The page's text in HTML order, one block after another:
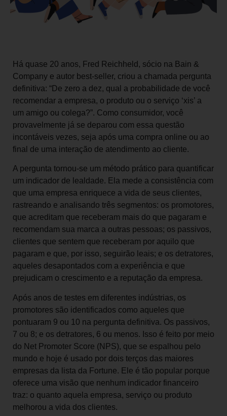
Há quase 20 anos, Fred Reichheld, sócio na Bain &
Company e autor best-seller, criou a chamada pergunta
definitiva: “De zero a dez, qual a probabilidade de você
recomendar a empresa, o produto ou o serviço ‘xis’ a
um amigo ou colega?”. Como consumidor, você
provavelmente já se deparou com essa questão
incontáveis vezes, seja após uma compra online ou ao
final de uma interação de atendimento ao cliente.
A pergunta tornou-se um método prático para quantificar
um indicador de lealdade. Ela mede a consistência com
que uma empresa enriquece a vida de seus clientes,
rastreando e analisando três segmentos: os promotores,
que acreditam que receberam mais do que pagaram e
recomendam sua marca a outras pessoas; os passivos,
clientes que sentem que receberam por aquilo que
pagaram e que, por isso, seguirão leais; e os detratores,
aqueles desapontados com a experiência e que
prejudicam o crescimento e a reputação da empresa.
Após anos de testes em diferentes indústrias, os
promotores são identificados como aqueles que
pontuaram 9 ou 10 na pergunta definitiva. Os passivos,
7 ou 8; e os detratores, 6 ou menos. Isso é feito por meio
do Net Promoter Score (NPS), que se espalhou pelo
mundo e hoje é usado por dois terços das maiores
empresas da lista da Fortune. Ele é tão popular porque
oferece uma visão que nenhum indicador financeiro
traz: o quanto aquela empresa, serviço ou produto
melhorou a vida dos clientes.